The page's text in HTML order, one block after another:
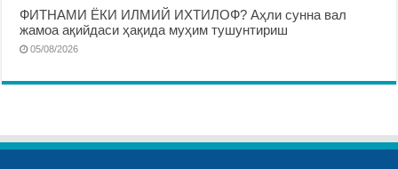
ФИТНАМИ ЁКИ ИЛМИЙ ИХТИЛОФ? Аҳли сунна вал
жамоа ақийдаси ҳақида муҳим тушунтириш
05/08/2026